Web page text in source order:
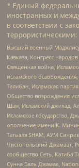
* Единый
иностранных и
в соответствии с
террористическими:
Высший военный
Кавказа, Конгресс
Священная война,
исламского
Талибан, Исламская
Общество возрождения
Шам, Исламский джихад,
Исламское государство,
ополчение имени К.
Тагьаля SHAM, АУМ
Чистопольский Джамаат,
сообщество Сеть, Катиба
Сунна Валь Джамаа,